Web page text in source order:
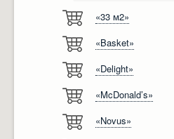
Ліцензії, сертифікати, дипломи
Автоматизація
Модернізація
«33 м2»
«Basket»
«Delight»
«McDonald’s»
«Novus»